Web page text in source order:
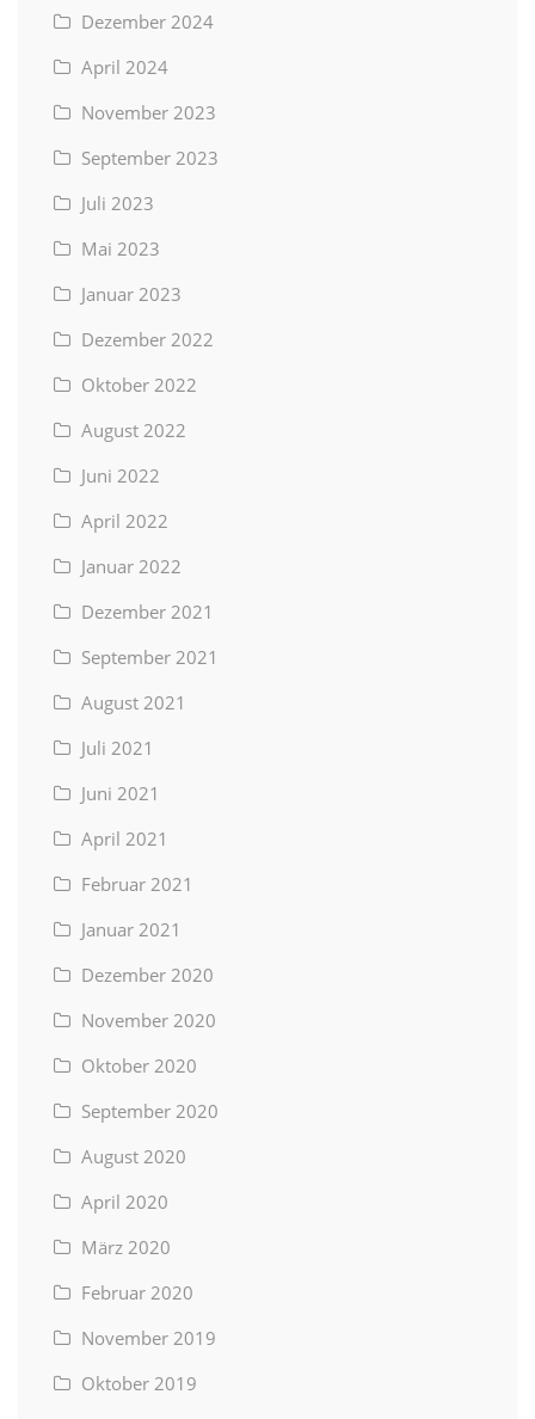
Dezember 2024
April 2024
November 2023
September 2023
Juli 2023
Mai 2023
Januar 2023
Dezember 2022
Oktober 2022
August 2022
Juni 2022
April 2022
Januar 2022
Dezember 2021
September 2021
August 2021
Juli 2021
Juni 2021
April 2021
Februar 2021
Januar 2021
Dezember 2020
November 2020
Oktober 2020
September 2020
August 2020
April 2020
März 2020
Februar 2020
November 2019
Oktober 2019